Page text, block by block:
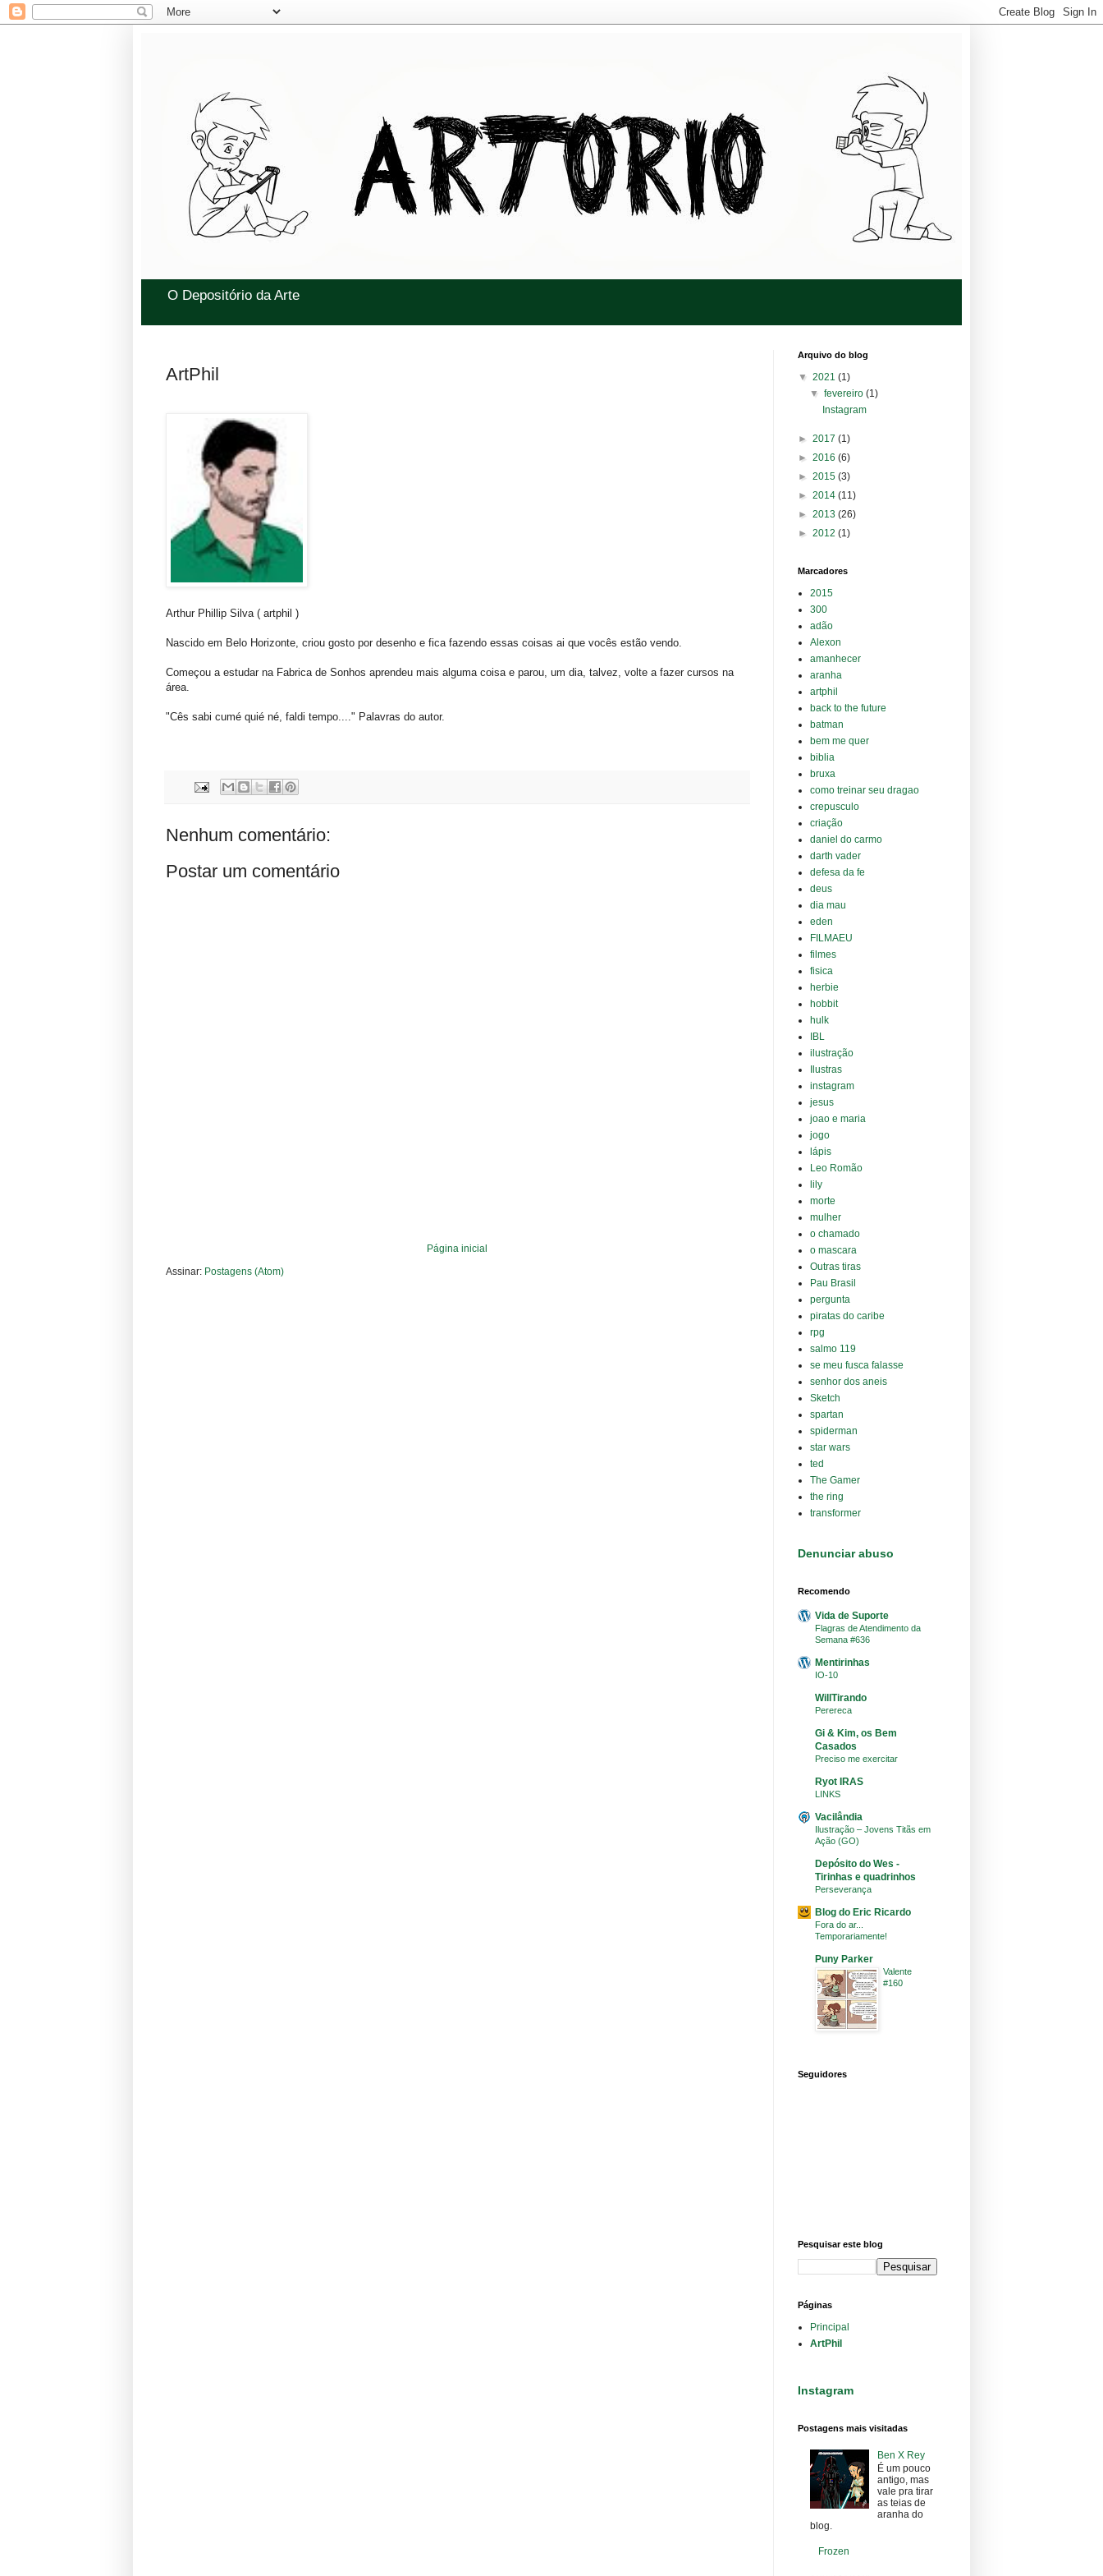
O Depositório da Arte
ArtPhil
Arthur Phillip Silva ( artphil )
Nascido em Belo Horizonte, criou gosto por desenho e fica fazendo essas coisas ai que vocês estão vendo.
Começou a estudar na Fabrica de Sonhos aprendeu mais alguma coisa e parou, um dia, talvez, volte a fazer cursos na
área.
"Cês sabi cumé quié né, faldi tempo...." Palavras do autor.
Nenhum comentário:
Postar um comentário
Página inicial
Assinar: Postagens (Atom)
Arquivo do blog
▼ 2021 (1)
▼fevereiro(1)
Instagram
► 2017 (1)
► 2016 (6)
► 2015 (3)
► 2014 (11)
► 2013 (26)
► 2012 (1)
Marcadores
2015
300
adão
Alexon
amanhecer
aranha
artphil
back to the future
batman
bem me quer
biblia
bruxa
como treinar seu dragao
crepusculo
criação
daniel do carmo
darth vader
defesa da fe
deus
dia mau
eden
FILMAEU
filmes
fisica
herbie
hobbit
hulk
IBL
ilustração
Ilustras
instagram
jesus
joao e maria
jogo
lápis
Leo Romão
lily
morte
mulher
o chamado
o mascara
Outras tiras
Pau Brasil
pergunta
piratas do caribe
rpg
salmo 119
se meu fusca falasse
senhor dos aneis
Sketch
spartan
spiderman
star wars
ted
The Gamer
the ring
transformer
Denunciar abuso
Recomendo
Vida de Suporte
Flagras de Atendimento da
Semana #636
Mentirinhas
IO-10
WillTirando
Perereca
Gi & Kim, os Bem
Casados
Preciso me exercitar
Ryot IRAS
LINKS
Vacilândia
Ilustração – Jovens Titãs em
Ação (GO)
Depósito do Wes -
Tirinhas e quadrinhos
Perseverança
Blog do Eric Ricardo
Fora do ar...
Temporariamente!
Puny Parker
Valente
#160
Seguidores
Pesquisar este blog
Páginas
Principal
ArtPhil
Instagram
Postagens mais visitadas
Ben X Rey
É um pouco
antigo, mas
vale pra tirar
as teias de
aranha do
blog.
Frozen